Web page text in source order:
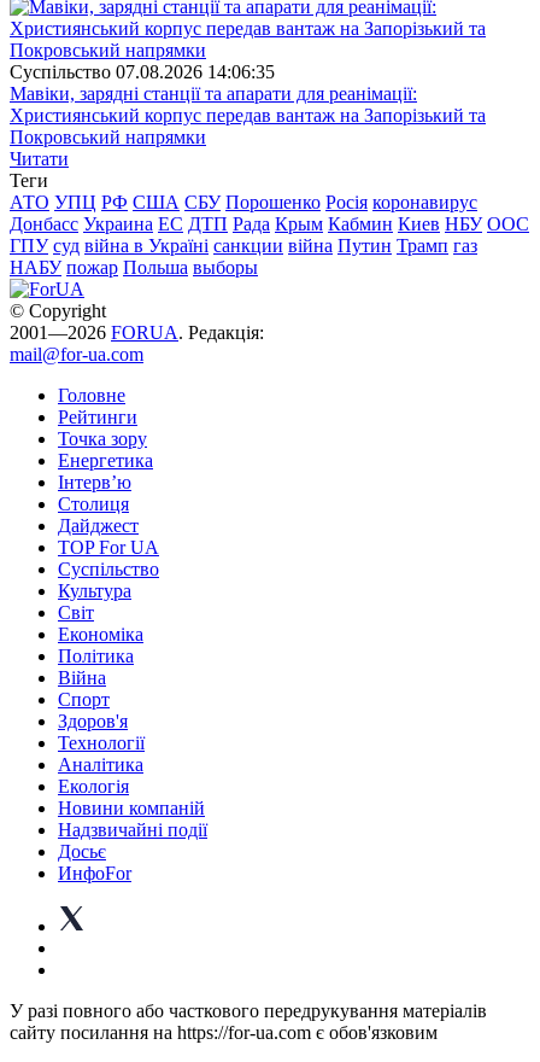
Суспiльство 07.08.2026 14:06:35
Мавіки, зарядні станції та апарати для реанімації:
Християнський корпус передав вантаж на Запорізький та
Покровський напрямки
Читати
Теги
АТО УПЦ РФ США СБУ Порошенко Росія коронавирус
Донбасс Украина ЕС ДТП Рада Крым Кабмин Киев НБУ ООС
ГПУ суд війна в Україні санкции війна Путин Трамп газ
НАБУ пожар Польша выборы
© Copyright
2001—2026 FORUA. Редакція:
mail@for-ua.com
Головне
Рейтинги
Точка зору
Енергетика
Інтерв’ю
Столиця
Дайджест
TOP For UA
Суспiльство
Культура
Світ
Економіка
Політика
Війна
Спорт
Здоров'я
Технології
Аналітика
Екологія
Новини компаній
Надзвичайні події
Досьє
ИнфоFor
У разі повного або часткового передрукування матеріалів
сайту посилання на https://for-ua.com є обов'язковим